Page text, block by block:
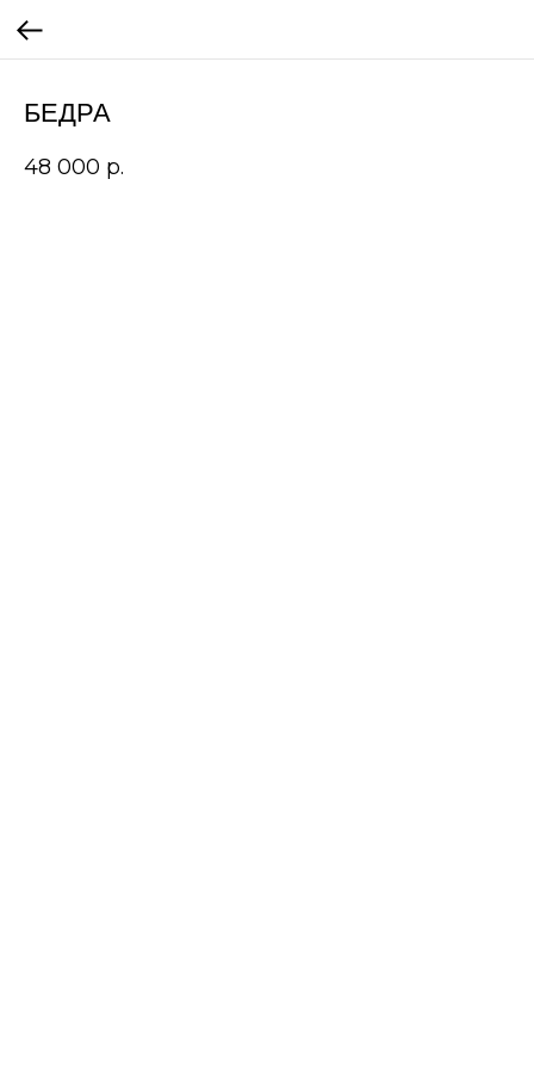
БЕДРА
48 000 р.